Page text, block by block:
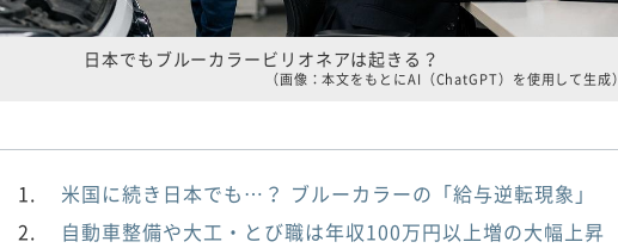
日本でもブルーカラービリオネアは起きる？
（画像：本文をもとにAI（ChatGPT）を使用して生成）
米国に続き日本でも…？ ブルーカラーの「給与逆転現象」
自動車整備や大工・とび職は年収100万円以上増の大幅上昇